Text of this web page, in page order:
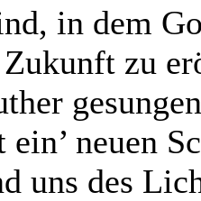
in dem
zu
neuen
uns des